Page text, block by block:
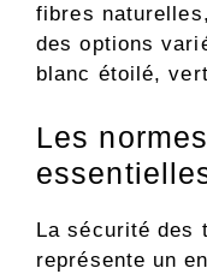
fibres
des options
blanc étoilé,
Les
La sécurité des
représente un